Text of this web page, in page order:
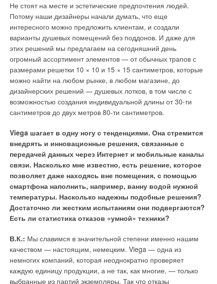
Не стоят на месте и эстетические предпочтения людей.
Потому наши дизайнеры начали думать, что еще
интересного можно предложить клиентам, и создали
варианты душевых помещений без поддонов. И даже для
этих решений мы предлагаем на сегодняшний день
огромный ассортимент элементов — от обычных трапов с
размерами решетки 10 × 10 и 15 × 15 сантиметров, которые
можно найти на любом рынке, в любом магазине, до
дизайнерских решений — душевых лотков, в том числе с
возможностью создания индивидуальной длины от 30-ти
сантиметров до двух метров 80-ти сантиметров.
Viega шагает в одну ногу с тенденциями. Она стремится
внедрять и инновационные решения, связанные с
передачей данных через Интернет и мобильные каналы
связи. Насколько мне известно, есть решение, которое
позволяет даже находясь вне помещения, с помощью
смартфона наполнить, например, ванну водой нужной
температуры. Насколько надежны подобные решения?
Достаточно ли жестким испытаниям они подвергаются?
Есть ли статистика отказов «умной» техники?
В.К.: Мы славимся в значительной степени именно нашим
качеством — настоящим, немецким. Viega — одна из
немногих компаний, которая неоднократно проверяет
каждую единицу продукции, а не так, как многие, — только
выбранные из партий экземпляры. Так что отказы
толщина стенки). Характеристики однослойной трубы
аналога считаем по ГОСТ 52134. Именно так мы
определяем характеристики многослойных труб на нашем
портале «Справочник проектировщика онлайн».
Необходимое послесловие
Согласен, что предложенная методика не идеальна.
Предполагаю, что специалисты будут со мной спорить. Часто
производители многослойных труб при личном разговоре не
соглашаются со мной, и заявляют, что:
их трубы прочнее и более термостойкие, чем
эквивалентные однослойные;
алюминиевый слой несет основную нагрузку, поэтому
внутренний слой находится под меньшим кольцевым
напряжением;
алюминиевый слой у них толще, чем у конкурентов,
поэтому и труба оказывается прочнее;
полимер, используемый ими, более термостойкий, чем
описанный в ГОСТ 52134.
поставленные в начале статьи? Я вижу три нормальных
варианта:
Вариант «минимум».Указывать в маркировке трубы (или хотя
Максимальное рабочее давление», определенные по ГОСТ
52134. Классов эксплуатации, напомню, пять: 1, 2, 4, 5 и ХВ (см.